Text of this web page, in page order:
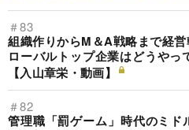
＃83
組織作りからM＆A戦略まで経
ローバルトップ企業はどうや
【入山章栄・動画】
＃82
管理職「罰ゲーム」時代のミ